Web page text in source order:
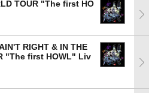
TOUR "The first HO
RIGHT & IN THE
"The first HOWL" Liv